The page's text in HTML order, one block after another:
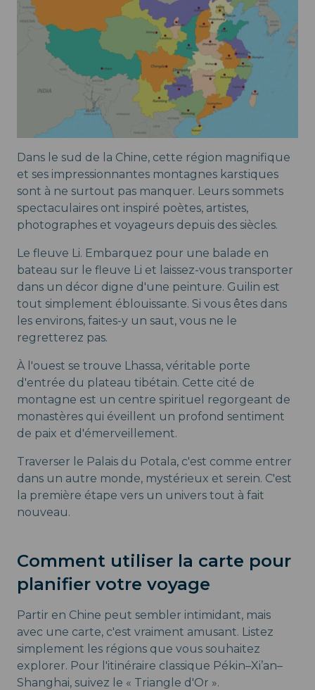
Dans le sud de la Chine, cette région magnifique
et ses impressionnantes montagnes karstiques
sont à ne surtout pas manquer. Leurs sommets
spectaculaires ont inspiré poètes, artistes,
photographes et voyageurs depuis des siècles.
Le fleuve Li. Embarquez pour une balade en
bateau sur le fleuve Li et laissez-vous transporter
dans un décor digne d'une peinture. Guilin est
tout simplement éblouissante. Si vous êtes dans
les environs, faites-y un saut, vous ne le
regretterez pas.
À l'ouest se trouve Lhassa, véritable porte
d'entrée du plateau tibétain. Cette cité de
montagne est un centre spirituel regorgeant de
monastères qui éveillent un profond sentiment
de paix et d'émerveillement.
Traverser le Palais du Potala, c'est comme entrer
dans un autre monde, mystérieux et serein. C'est
la première étape vers un univers tout à fait
nouveau.
Comment utiliser la carte pour
planifier votre voyage
Partir en Chine peut sembler intimidant, mais
avec une carte, c'est vraiment amusant. Listez
simplement les régions que vous souhaitez
explorer. Pour l'itinéraire classique Pékin–Xi’an–
Shanghai, suivez le « Triangle d'Or ».